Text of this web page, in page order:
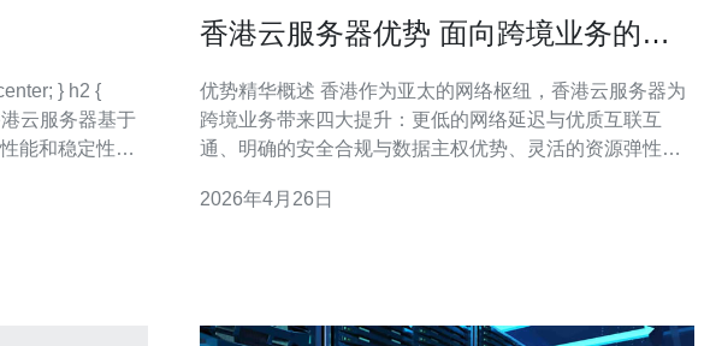
能和稳定性。
香港云服务器优势 面向跨境业务的四
优势精华概述 香港作为亚太的网络枢纽，香港云服务器为
跨境业务带来四大提升：更低的网络延迟与优质互联互
通、明确的安全合规与数据主权优势、灵活的资源弹性与
御）。选择合适的服务商能把这些优势转化为业务增长动
2026年4月26日